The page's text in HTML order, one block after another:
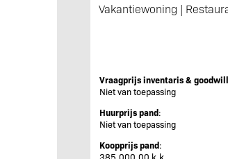
Vakantiewoning |
Vraagprijs inventaris & goodwill
Niet van toepassing
Huurprijs pand:
Niet van toepassing
Koopprijs pand:
385.000,00 k.k.